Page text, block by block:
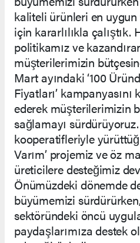
kaliteli ürünleri en
için kararlılıkla
politikamız ve
müşterilerimizin
Mart ayındaki ‘100
Fiyatları’ kampanyasını
ederek müşterilerimizin
sağlamayı
kooperatifleriyle
Varım’ projemiz ve öz
üreticilere desteğimiz
Önümüzdeki dönemde
büyümemizi
sektöründeki öncü
paydaşlarımıza destek